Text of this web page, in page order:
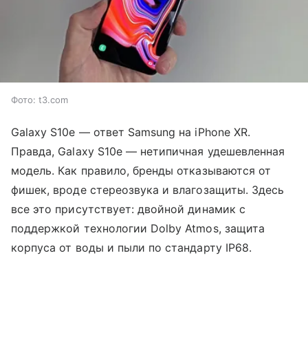
Фото: t3.com
Galaxy S10e — ответ Samsung на iPhone XR.
Правда, Galaxy S10e — нетипичная удешевленная
модель. Как правило, бренды отказываются от
фишек, вроде стереозвука и влагозащиты. Здесь
все это присутствует: двойной динамик с
поддержкой технологии Dolby Atmos, защита
корпуса от воды и пыли по стандарту IP68.